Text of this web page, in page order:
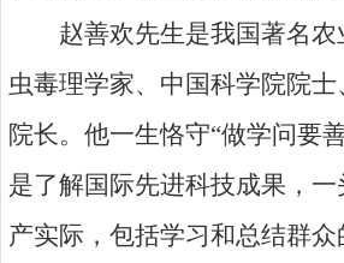
赵善欢先生是我国著名
虫毒理学家、中国科学院院
院长。他一生恪守“做学问要
是了解国际先进科技成果，
产实际，包括学习和总结群众